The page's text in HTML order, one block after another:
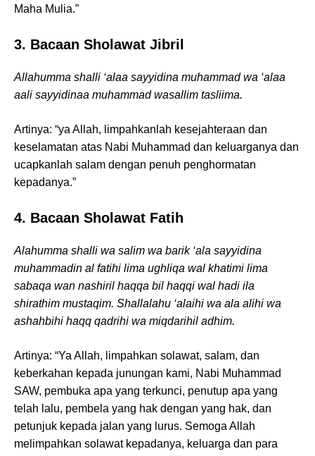
Maha Mulia.”
3. Bacaan Sholawat Jibril
Allahumma shalli ‘alaa sayyidina muhammad wa ‘alaa
aali sayyidinaa muhammad wasallim tasliima.
Artinya: “ya Allah, limpahkanlah kesejahteraan dan
keselamatan atas Nabi Muhammad dan keluarganya dan
ucapkanlah salam dengan penuh penghormatan
kepadanya.”
4. Bacaan Sholawat Fatih
Alahumma shalli wa salim wa barik ‘ala sayyidina
muhammadin al fatihi lima ughliqa wal khatimi lima
sabaqa wan nashiril haqqa bil haqqi wal hadi ila
shirathim mustaqim. Shallalahu ‘alaihi wa ala alihi wa
ashahbihi haqq qadrihi wa miqdarihil adhim.
Artinya: “Ya Allah, limpahkan solawat, salam, dan
keberkahan kepada junungan kami, Nabi Muhammad
SAW, pembuka apa yang terkunci, penutup apa yang
telah lalu, pembela yang hak dengan yang hak, dan
petunjuk kepada jalan yang lurus. Semoga Allah
melimpahkan solawat kepadanya, keluarga dan para